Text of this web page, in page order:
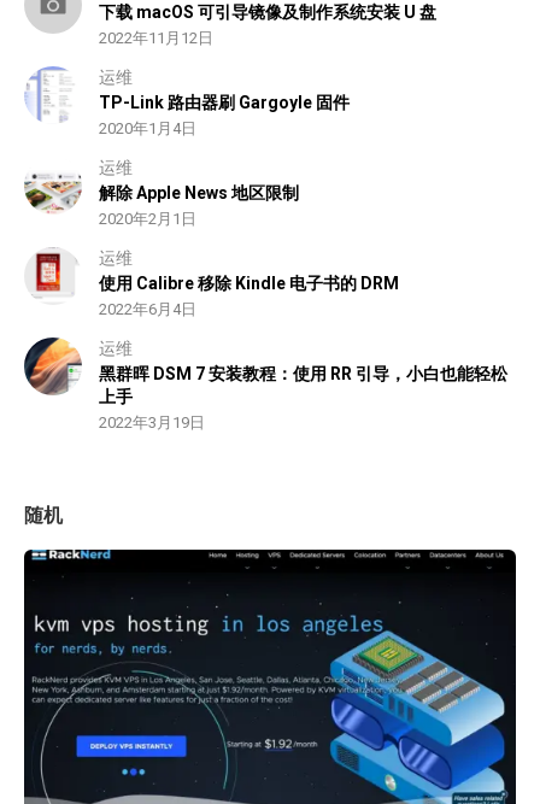
下载 macOS 可引导镜像及制作系统安装 U 盘
2022年11月12日
运维
TP-Link 路由器刷 Gargoyle 固件
2020年1月4日
运维
解除 Apple News 地区限制
2020年2月1日
运维
使用 Calibre 移除 Kindle 电子书的 DRM
2022年6月4日
运维
黑群晖 DSM 7 安装教程：使用 RR 引导，小白也能轻松
上手
2022年3月19日
随机